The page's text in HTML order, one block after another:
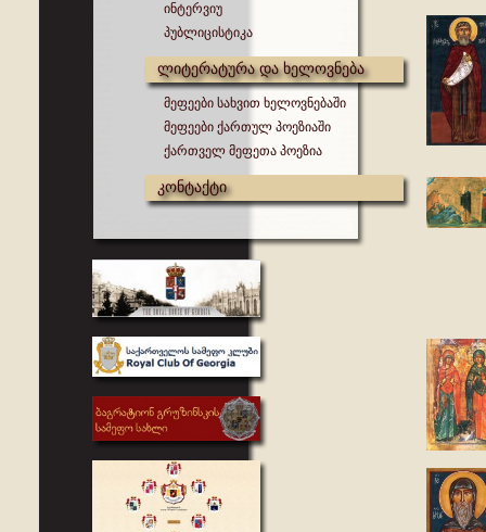
ინტერვიუ
პუბლიცისტიკა
ლიტერატურა და ხელოვნება
მეფეები სახვით ხელოვნებაში
მეფეები ქართულ პოეზიაში
ქართველ მეფეთა პოეზია
კონტაქტი